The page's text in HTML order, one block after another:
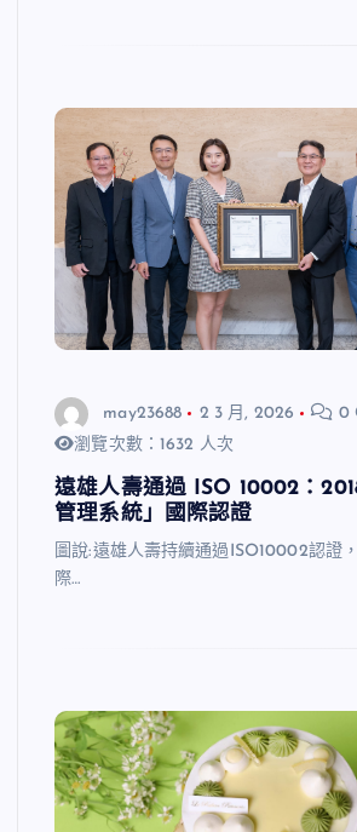
may23688 2 3 月, 2026
0
瀏覽次數：1632 人次
遠雄人壽通過 ISO 10002：
管理系統」國際認證
圖說:遠雄人壽持續通過ISO10002認證
際…